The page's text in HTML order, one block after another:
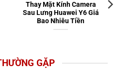
Thay Mặt Kính Camera
Sau Lưng Huawei Y6 Giá
Bao Nhiêu Tiền
GẶP